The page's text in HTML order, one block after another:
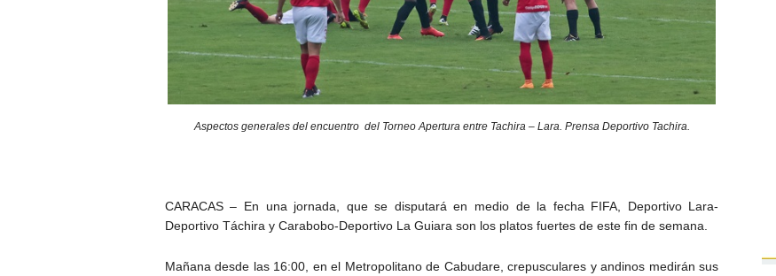
Aspectos generales del encuentro del Torneo Apertura entre Tachira – Lara. Prensa Deportivo Tachira.
CARACAS – En una jornada, que se disputará en medio de la fecha FIFA, Deportivo Lara-
Deportivo Táchira y Carabobo-Deportivo La Guiara son los platos fuertes de este fin de semana.
Mañana desde las 16:00, en el Metropolitano de Cabudare, crepusculares y andinos medirán sus